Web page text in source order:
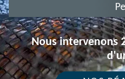
Nous intervenons